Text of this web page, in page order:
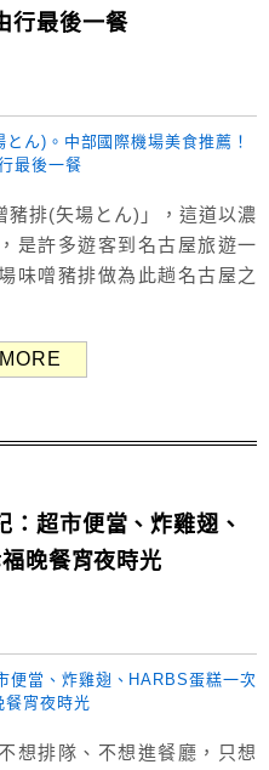
行最後一餐
豬排(矢場とん)」，這道以濃
是許多遊客到名古屋旅遊一
味噌豬排做為此趟名古屋之
開始或即將結束的一餐！
超市便當、炸雞翅、
晚餐宵夜時光
想排隊、不想進餐廳，只想